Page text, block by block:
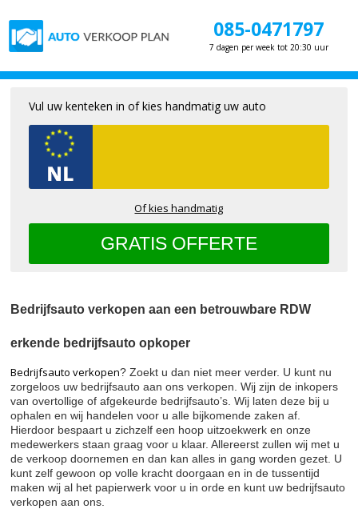
085-0471797
7 dagen per week tot 20:30 uur
Bedrijfsauto verkopen aan een betrouwbare RDW
erkende bedrijfsauto opkoper
Bedrijfsauto verkopen? Zoekt u dan niet meer verder. U kunt nu
zorgeloos uw bedrijfsauto aan ons verkopen. Wij zijn de inkopers
van overtollige of afgekeurde bedrijfsauto’s. Wij laten deze bij u
ophalen en wij handelen voor u alle bijkomende zaken af.
Hierdoor bespaart u zichzelf een hoop uitzoekwerk en onze
medewerkers staan graag voor u klaar. Allereerst zullen wij met u
de verkoop doornemen en dan kan alles in gang worden gezet. U
kunt zelf gewoon op volle kracht doorgaan en in de tussentijd
maken wij al het papierwerk voor u in orde en kunt uw bedrijfsauto
verkopen aan ons.
Vul uw kenteken in of kies handmatig uw auto
Of kies handmatig